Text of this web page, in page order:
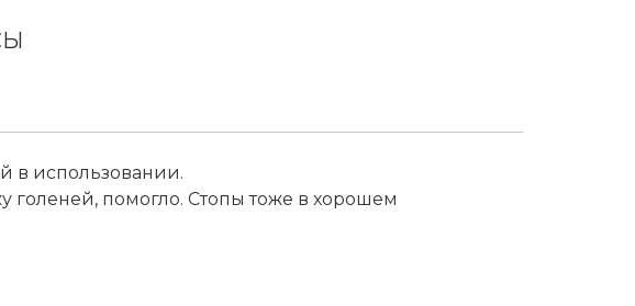
в использовании.
голеней, помогло. Стопы тоже в хорошем